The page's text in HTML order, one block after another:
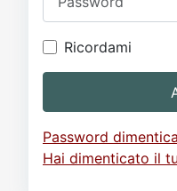
Ricordami
Password
Hai dimenticato il